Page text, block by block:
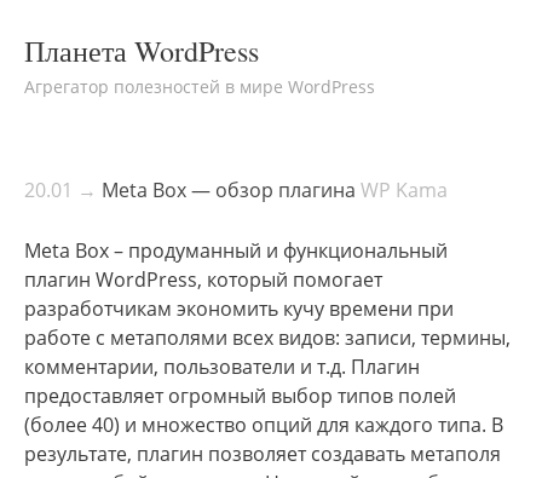
Планета WordPress
Агрегатор полезностей в мире WordPress
20.01 → Meta Box — обзор плагина WP Kama
Meta Box – продуманный и функциональный
плагин WordPress, который помогает
разработчикам экономить кучу времени при
работе с метаполями всех видов: записи, термины,
комментарии, пользователи и т.д. Плагин
предоставляет огромный выбор типов полей
(более 40) и множество опций для каждого типа. В
результате, плагин позволяет создавать метаполя